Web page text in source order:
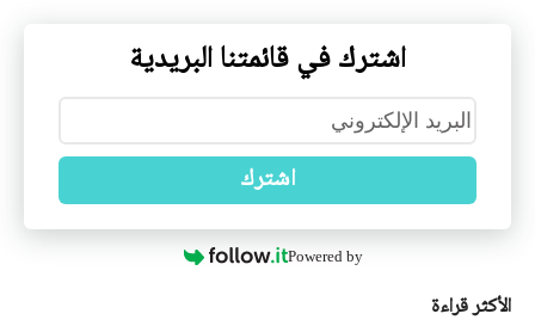
اشترك في قائمتنا البريدية
اشترك
Powered by
الأكثر قراءة